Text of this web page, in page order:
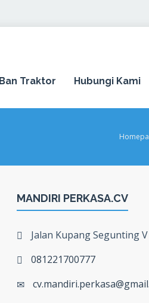
Ban Traktor Hubungi Kami
MANDIRI PERKASA.CV
Jalan Kupang Segunting
081221700777